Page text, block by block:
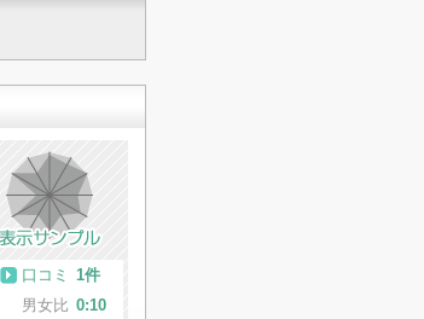
口コミ
1件
男女比 0:10